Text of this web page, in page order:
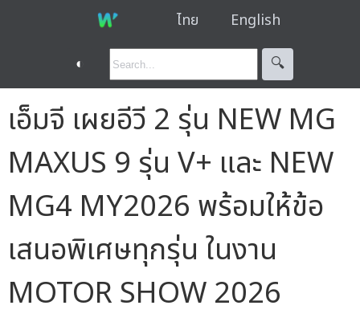
ไทย English
◐ 🔍︎
เอ็มจี เผยอีวี 2 รุ่น NEW MG
MAXUS 9 รุ่น V+ และ NEW
MG4 MY2026 พร้อมให้ข้อ
เสนอพิเศษทุกรุ่น ในงาน
MOTOR SHOW 2026